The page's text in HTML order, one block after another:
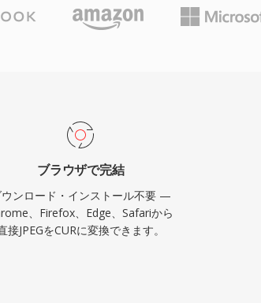
ブラウザで完結
ウンロード・インストール不要 —
、Firefox、Edge、Safariから
接JPEGをCURに変換できます。